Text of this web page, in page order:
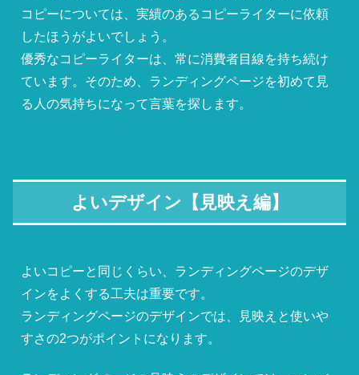
コピーについては、実績のあるコピーライターに依頼
したほうがよいでしょう。
優秀なコピーライターは、常に消費者目線を持ち続け
ています。そのため、ランディングページを初めて見
る人の気持ちになって言葉を探します。
よいデザイン【見映え編】
よいコピーと同じくらい、ランディングページのデザ
インをよくする工夫は重要です。
ランディングページのデザインでは、見映えと使いや
すさの2つがポイントになります。